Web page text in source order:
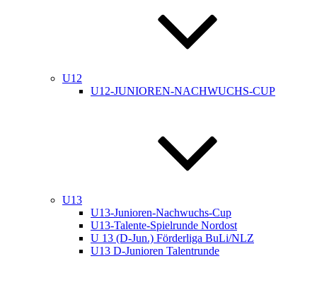
U12
U12-JUNIOREN-NACHWUCHS-CUP
U13
U13-Junioren-Nachwuchs-Cup
U13-Talente-Spielrunde Nordost
U 13 (D-Jun.) Förderliga BuLi/NLZ
U13 D-Junioren Talentrunde